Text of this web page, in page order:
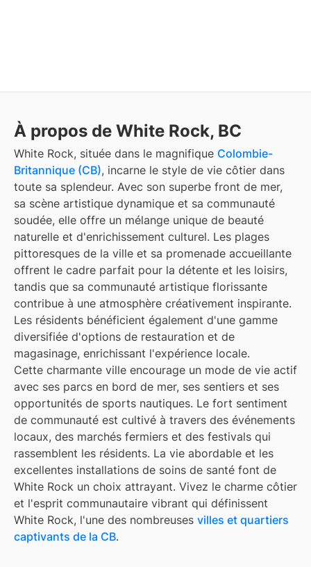
À propos de White Rock, BC
White Rock, située dans le magnifique Colombie-
Britannique (CB), incarne le style de vie côtier dans
toute sa splendeur. Avec son superbe front de mer,
sa scène artistique dynamique et sa communauté
soudée, elle offre un mélange unique de beauté
naturelle et d'enrichissement culturel. Les plages
pittoresques de la ville et sa promenade accueillante
offrent le cadre parfait pour la détente et les loisirs,
tandis que sa communauté artistique florissante
contribue à une atmosphère créativement inspirante.
Les résidents bénéficient également d'une gamme
diversifiée d'options de restauration et de
magasinage, enrichissant l'expérience locale.
Cette charmante ville encourage un mode de vie actif
avec ses parcs en bord de mer, ses sentiers et ses
opportunités de sports nautiques. Le fort sentiment
de communauté est cultivé à travers des événements
locaux, des marchés fermiers et des festivals qui
rassemblent les résidents. La vie abordable et les
excellentes installations de soins de santé font de
White Rock un choix attrayant. Vivez le charme côtier
et l'esprit communautaire vibrant qui définissent
White Rock, l'une des nombreuses villes et quartiers
captivants de la CB.